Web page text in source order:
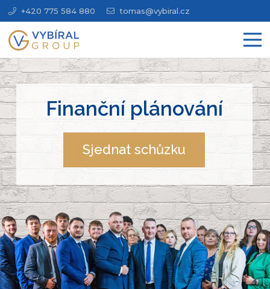
+420 775 584 880 tomas@vybiral.cz
Sjednat schůzku